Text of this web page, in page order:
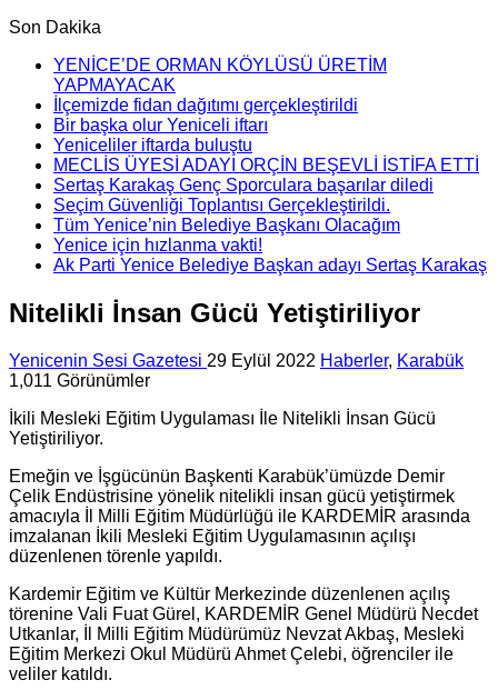
Son Dakika
YENİCE’DE ORMAN KÖYLÜSÜ ÜRETİM
YAPMAYACAK
İlçemizde fidan dağıtımı gerçekleştirildi
Bir başka olur Yeniceli iftarı
Yeniceliler iftarda buluştu
MECLİS ÜYESİ ADAYI ORÇİN BEŞEVLİ İSTİFA ETTİ
Sertaş Karakaş Genç Sporculara başarılar diledi
Seçim Güvenliği Toplantısı Gerçekleştirildi.
Tüm Yenice’nin Belediye Başkanı Olacağım
Yenice için hızlanma vakti!
Ak Parti Yenice Belediye Başkan adayı Sertaş Karakaş
Nitelikli İnsan Gücü Yetiştiriliyor
Yenicenin Sesi Gazetesi 29 Eylül 2022 Haberler, Karabük
1,011 Görünümler
İkili Mesleki Eğitim Uygulaması İle Nitelikli İnsan Gücü
Yetiştiriliyor.
Emeğin ve İşgücünün Başkenti Karabük’ümüzde Demir
Çelik Endüstrisine yönelik nitelikli insan gücü yetiştirmek
amacıyla İl Milli Eğitim Müdürlüğü ile KARDEMİR arasında
imzalanan İkili Mesleki Eğitim Uygulamasının açılışı
düzenlenen törenle yapıldı.
Kardemir Eğitim ve Kültür Merkezinde düzenlenen açılış
törenine Vali Fuat Gürel, KARDEMİR Genel Müdürü Necdet
Utkanlar, İl Milli Eğitim Müdürümüz Nevzat Akbaş, Mesleki
Eğitim Merkezi Okul Müdürü Ahmet Çelebi, öğrenciler ile
veliler katıldı.